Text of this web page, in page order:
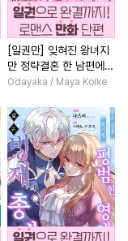
철벽녀 #평범녀
학원/캠퍼스 #힐링물
다정남 #재회물 #동양
고수위 #직진남
인외존재 #섹스파트너
연상연하 #부부
개그/코믹 #오피스물
명문세가 #첫사랑 #게
[일권만] 잊혀진 왕녀지
만 정략결혼 한 남편에게
익애받고 있습니다 [단행
Odayaka / Maya Koike